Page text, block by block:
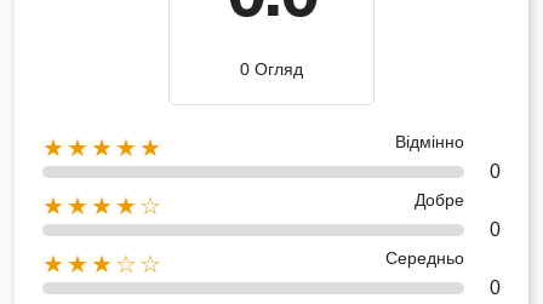
0 Огляд
★★★★★ Відмінно
0
★★★★☆ Добре
0
★★★☆☆ Середньо
0